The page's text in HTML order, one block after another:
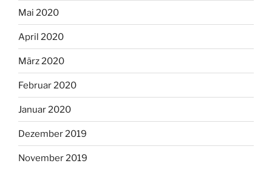
Mai 2020
April 2020
März 2020
Februar 2020
Januar 2020
Dezember 2019
November 2019